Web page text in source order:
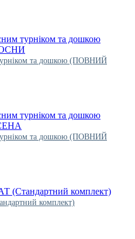
та дошкою (ПОВНИЙ
та дошкою (ПОВНИЙ
комплект)